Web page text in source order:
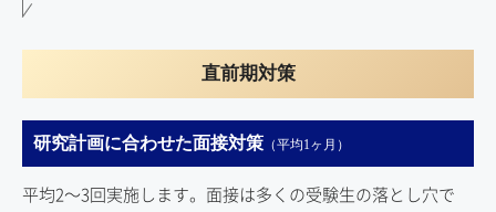
直前期対策
研究計画に合わせた面接対策 （平均1ヶ月）
平均2～3回実施します。面接は多くの受験生の落とし穴で